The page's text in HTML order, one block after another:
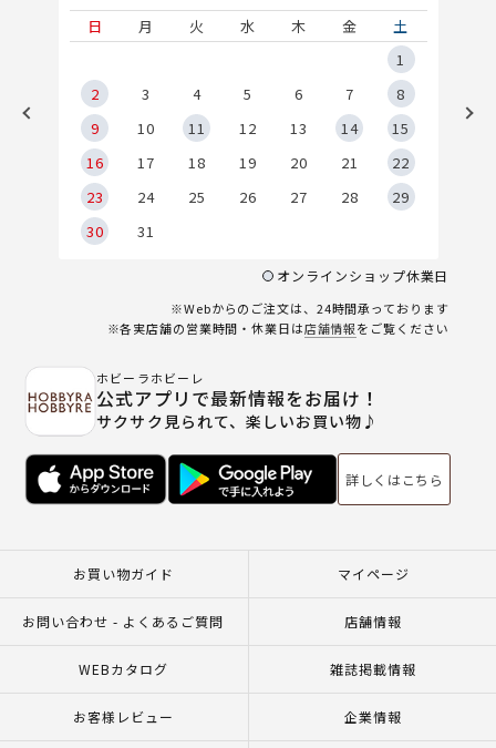
日
月 火 水 木 金
土
1
2
3 4 5 6 7
8
9
10 11 12 13 14
15
16
17 18 19 20 21
22
23
24 25 26 27 28
29
30
31
オンラインショップ休業日
※Webからのご注文は、24時間承っております
※各実店舗の営業時間・休業日は店舗情報をご覧ください
ホビーラホビーレ
公式アプリで最新情報をお届け！
サクサク見られて、楽しいお買い物♪
詳しくはこちら
お買い物ガイド マイページ
お問い合わせ - よくあるご質問 店舗情報
WEBカタログ 雑誌掲載情報
お客様レビュー 企業情報